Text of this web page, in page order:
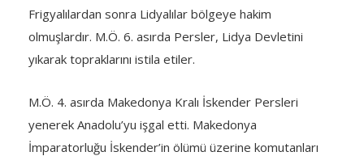
Frigyalılardan sonra Lidyalılar bölgeye hakim
olmuşlardır. M.Ö. 6. asırda Persler, Lidya Devletini
yıkarak topraklarını istila etiler.
M.Ö. 4. asırda Makedonya Kralı İskender Persleri
yenerek Anadolu’yu işgal etti. Makedonya
İmparatorluğu İskender’in ölümü üzerine komutanları